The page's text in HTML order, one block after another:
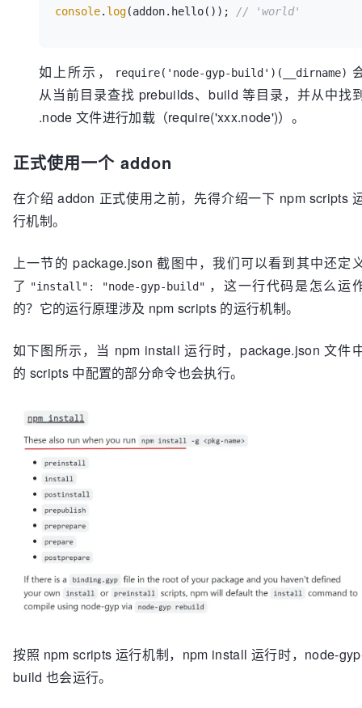
console. log(addon.hello()); // 'world'
如上所示， require('node-gyp-build')(__dirname)
从当前目录查找 prebuilds、build 等目录，并从中找
.node 文件进行加载（require('xxx.node')）。
正式使用一个 addon
在介绍 addon 正式使用之前，先得介绍一下 npm scripts
行机制。
上一节的 package.json 截图中，我们可以看到其中还定
了 "install": "node-gyp-build" ，这一行代码是怎么运
的？它的运行原理涉及 npm scripts 的运行机制。
如下图所示，当 npm install 运行时，package.json 文件
的 scripts 中配置的部分命令也会执行。
按照 npm scripts 运行机制，npm install 运行时，node-
build 也会运行。